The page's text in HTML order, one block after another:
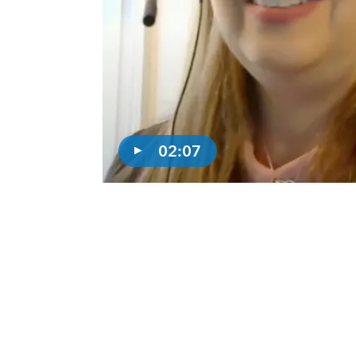
02:07